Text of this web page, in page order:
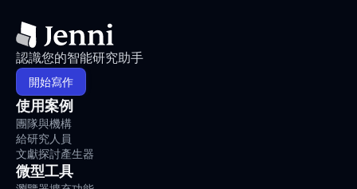
認識您的智能研究助手
開始寫作
使用案例
團隊與機構
給研究人員
文獻探討產生器
微型工具